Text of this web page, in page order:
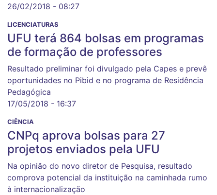
26/02/2018 - 08:27
LICENCIATURAS
UFU terá 864 bolsas em programas
de formação de professores
Resultado preliminar foi divulgado pela Capes e prevê
oportunidades no Pibid e no programa de Residência
Pedagógica
17/05/2018 - 16:37
CIÊNCIA
CNPq aprova bolsas para 27
projetos enviados pela UFU
Na opinião do novo diretor de Pesquisa, resultado
comprova potencial da instituição na caminhada rumo
à internacionalização